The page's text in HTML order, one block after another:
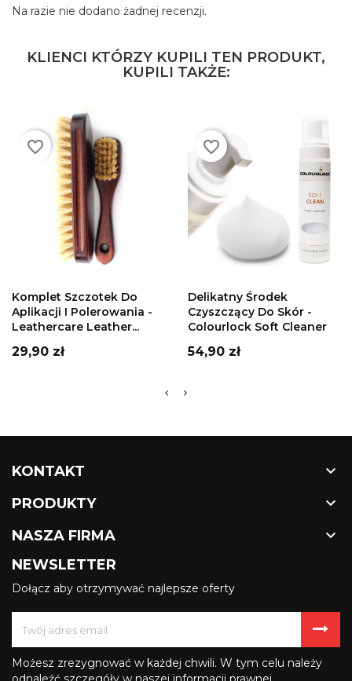
Na razie nie dodano żadnej recenzji.
KLIENCI KTÓRZY KUPILI TEN PRODUKT,
KUPILI TAKŻE:
Komplet Szczotek Do
Aplikacji I Polerowania -
Leathercare Leather...
Cena
29,90 zł
favorite_border
Delikatny Środek
Czyszczący Do Skór -
Colourlock Soft Cleaner
Cena
54,90 zł
favorite_border
KONTAKT 
PRODUKTY 
NASZA FIRMA 
NEWSLETTER
Dołącz aby otrzymywać najlepsze oferty
Możesz zrezygnować w każdej chwili. W tym celu należy